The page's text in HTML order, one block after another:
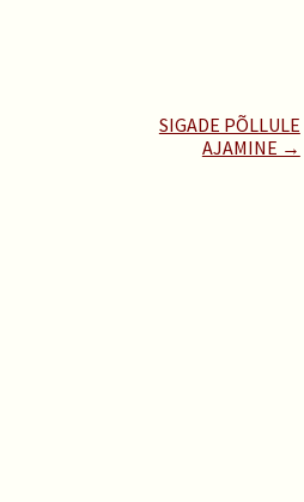
SIGADE PÕLLULE
AJAMINE →